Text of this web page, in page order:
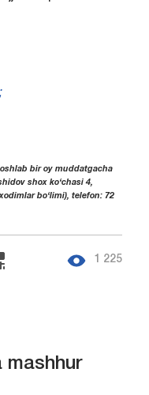
bir oy muddatgacha
shox ko‘chasi 4,
bo‘limi), telefon: 72
1 225
mashhur